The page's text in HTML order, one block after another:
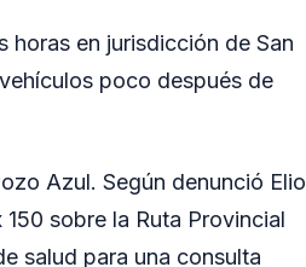
horas en jurisdicción de San
poco después de
Azul. Según denunció Elio
sobre la Ruta Provincial
salud para una consulta